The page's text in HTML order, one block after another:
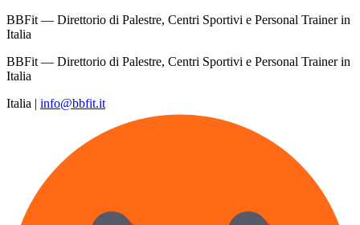
BBFit — Direttorio di Palestre, Centri Sportivi e Personal Trainer in
Italia
BBFit — Direttorio di Palestre, Centri Sportivi e Personal Trainer in
Italia
Italia | info@bbfit.it